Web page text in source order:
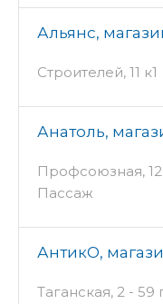
Альянс,
Строителей, 11 к1
Анатоль,
Профсоюзная,
Пассаж
АнтикО,
Таганская, 2 - 59